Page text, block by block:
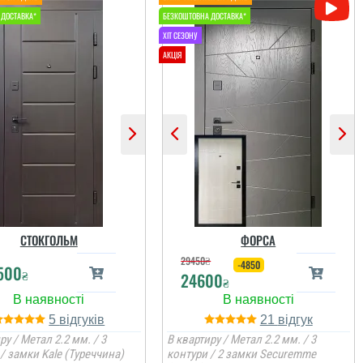
встановили швидко,
після себе сміття
прибрали. Загалом
читати всі відгуки
Ніяких взагалі притензій
до фірми, все виконали
просто блискуче, все
вчасно, акуратно.
Дякую.
читати всі відгуки
СТОКГОЛЬМ
₴
5
/ Метал 2.2 мм. / 3
замки Kale (Туреччина)
ФОРСА
29450₴
24600₴
-4850
21
В квартиру / Метал 2.2 мм. / 3
контури / 2 замки Securemme